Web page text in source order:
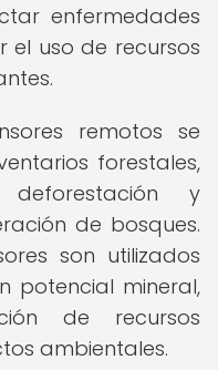
enfermedades
uso de recursos
remotos se
forestales,
y
de bosques.
son utilizados
potencial mineral,
de recursos
ambientales.